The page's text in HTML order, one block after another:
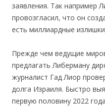
заявления. Так например
провозгласил, что он
есть миллиардные
Прежде чем ведущие
предлагать Либерману
журналист Гад Лиор
долга Израиля. Быстро
первую половину 2022